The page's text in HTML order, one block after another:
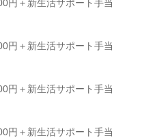
円＋新生活サポート手当
円＋新生活サポート手当
円＋新生活サポート手当
円＋新生活サポート手当